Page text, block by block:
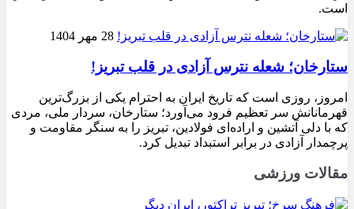
است.
28 مهر 1404
ستارخان؛ شعله نترس آزادی در قلب تبریز!
امروز، روزی است که تاریخ ایران به احترام یکی از بزرگ‌ترین
قهرمانانش سر تعظیم فرود می‌آورد؛ ستارخان، سردار ملی، مردی
که با دلی آتشین و اراده‌ای فولادین، تبریز را به سنگر مقاومت و
پرچمدار آزادی در برابر استبداد تبدیل کرد.
مقالات ورزشی